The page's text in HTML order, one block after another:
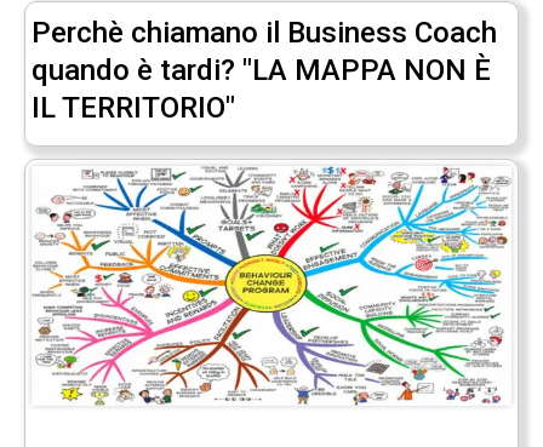
Perchè chiamano il Business Coach
quando è tardi? "LA MAPPA NON È
IL TERRITORIO"